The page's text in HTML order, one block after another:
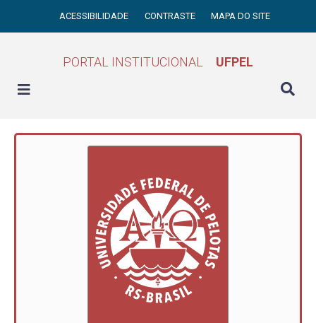
ACESSIBILIDADE CONTRASTE MAPA DO SITE
PORTAL INSTITUCIONAL UFPEL